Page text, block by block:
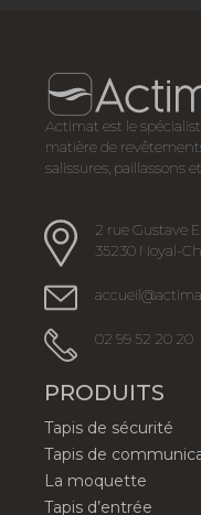
Actimat est le
matière de
salissures, paillassons
2 rue Gustave
35230 Noyal-
02 99 52 20 20
PRODUITS
Tapis de sécurité
Tapis de
La moquette
Tapis d’entrée